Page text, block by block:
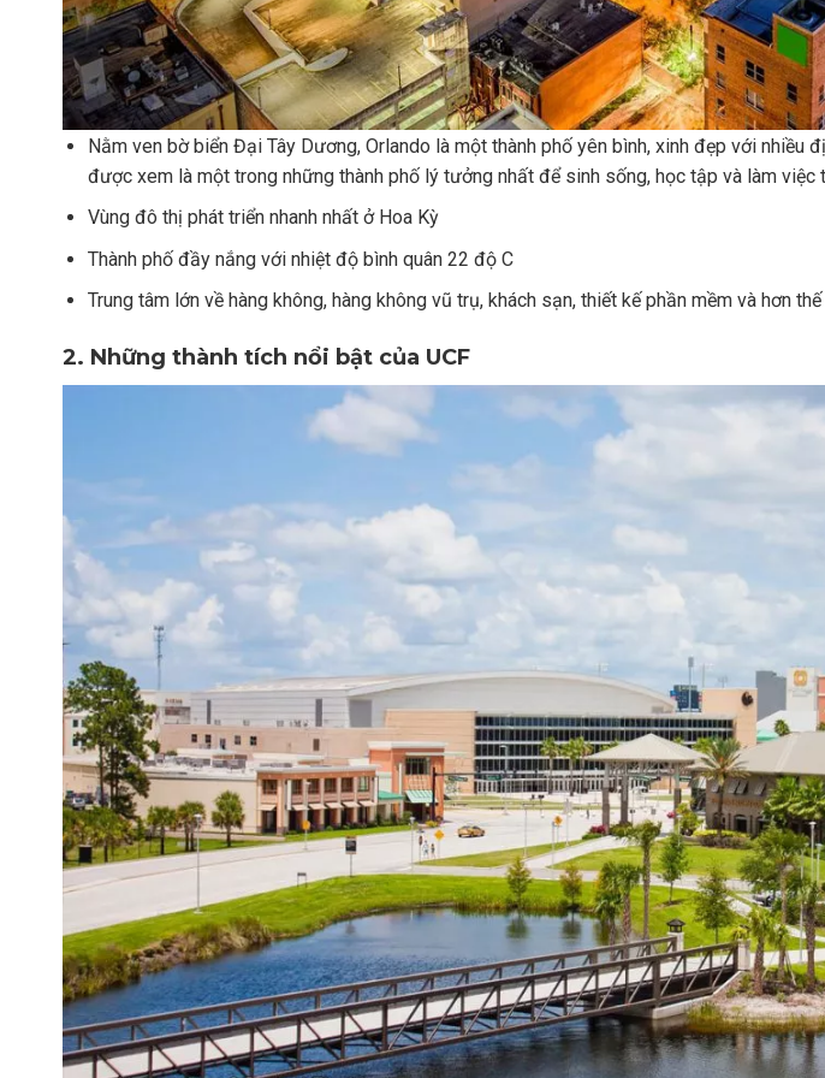
Nằm ven bờ biển Đại Tây Dương, Orlando là một thành phố yên bình, xinh đẹp với nhiều
được xem là một trong những thành phố lý tưởng nhất để sinh sống, học tập và làm việc
Vùng đô thị phát triển nhanh nhất ở Hoa Kỳ
Thành phố đầy nắng với nhiệt độ bình quân 22 độ C
Trung tâm lớn về hàng không, hàng không vũ trụ, khách sạn, thiết kế phần mềm và hơn
2. Những thành tích nổi bật của UCF